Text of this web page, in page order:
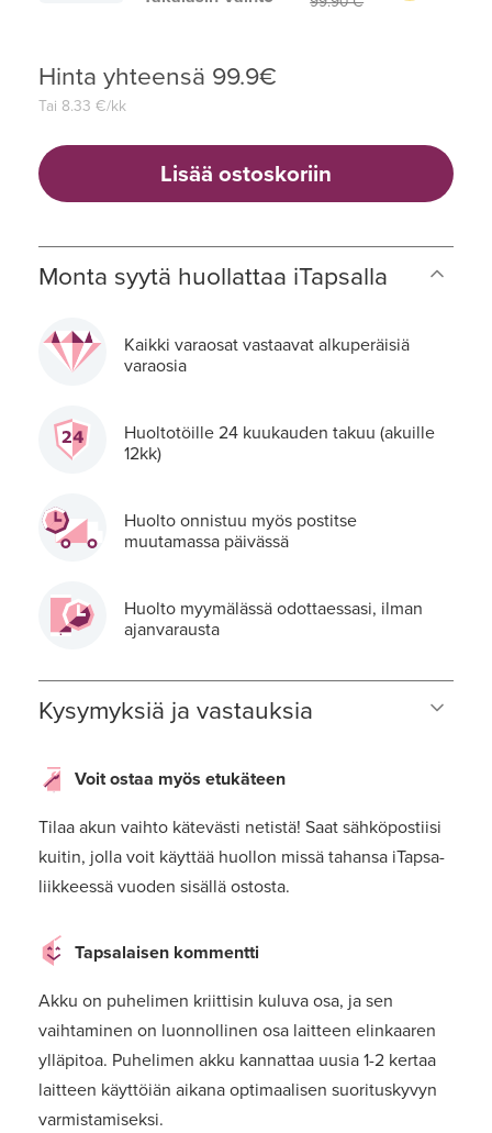
Hinta yhteensä 99.9€
Tai 8.33 €/kk
Lisää ostoskoriin
Monta syytä huollattaa iTapsalla
Kaikki varaosat vastaavat alkuperäisiä
varaosia
Huoltotöille 24 kuukauden takuu (akuille
12kk)
Huolto onnistuu myös postitse
muutamassa päivässä
Huolto myymälässä odottaessasi, ilman
ajanvarausta
Kysymyksiä ja vastauksia
Voit ostaa myös etukäteen
Tilaa akun vaihto kätevästi netistä! Saat sähköpostiisi
kuitin, jolla voit käyttää huollon missä tahansa iTapsa-
liikkeessä vuoden sisällä ostosta.
Tapsalaisen kommentti
Akku on puhelimen kriittisin kuluva osa, ja sen
vaihtaminen on luonnollinen osa laitteen elinkaaren
ylläpitoa. Puhelimen akku kannattaa uusia 1-2 kertaa
laitteen käyttöiän aikana optimaalisen suorituskyvyn
varmistamiseksi.